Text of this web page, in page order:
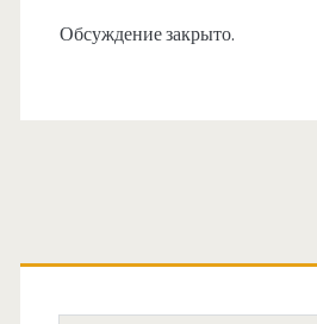
Обсуждение закрыто.
О